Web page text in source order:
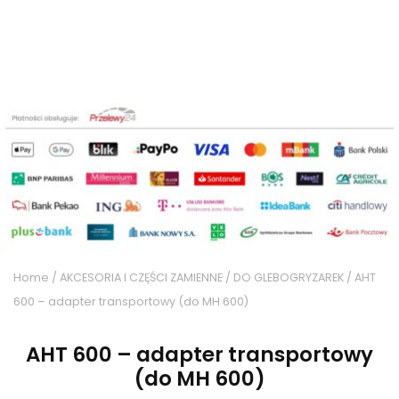
Home / AKCESORIA I CZĘŚCI ZAMIENNE / DO GLEBOGRYZAREK / AHT
600 – adapter transportowy (do MH 600)
AHT 600 – adapter transportowy
(do MH 600)